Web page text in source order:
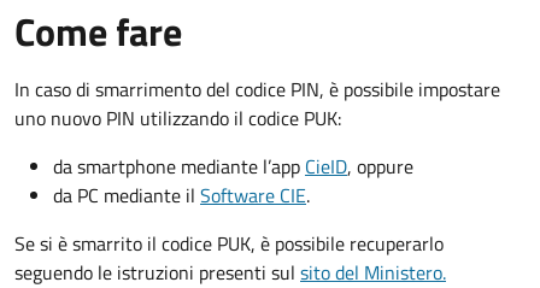
Come fare
In caso di smarrimento del codice PIN, è possibile impostare
uno nuovo PIN utilizzando il codice PUK:
da smartphone mediante l’app CieID, oppure
da PC mediante il Software CIE.
Se si è smarrito il codice PUK, è possibile recuperarlo
seguendo le istruzioni presenti sul sito del Ministero.